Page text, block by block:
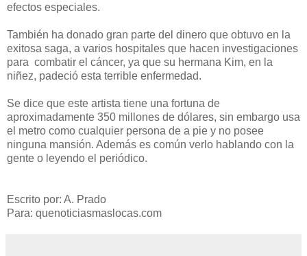
efectos especiales.
También ha donado gran parte del dinero que obtuvo en la
exitosa saga, a varios hospitales que hacen investigaciones
para combatir el cáncer, ya que su hermana Kim, en la
niñez, padeció esta terrible enfermedad.
Se dice que este artista tiene una fortuna de
aproximadamente 350 millones de dólares, sin embargo usa
el metro como cualquier persona de a pie y no posee
ninguna mansión. Además es común verlo hablando con la
gente o leyendo el periódico.
Escrito por: A. Prado
Para: quenoticiasmaslocas.com